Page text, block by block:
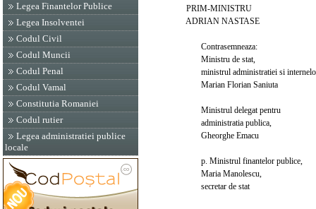
Legea Finantelor Publice
Legea Insolventei
Codul Civil
Codul Muncii
Codul Penal
Codul Vamal
Constitutia Romaniei
Codul rutier
Legea administratiei publice
locale
PRIM-MINISTRU
ADRIAN NASTASE
Contrasemneaza:
Ministru de stat,
ministrul administratiei si
Marian Florian Saniuta
Ministrul delegat pentru
administratia publica,
Gheorghe Emacu
p. Ministrul finantelor publice,
Maria Manolescu,
secretar de stat